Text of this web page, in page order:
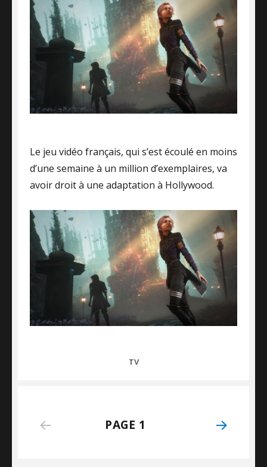
Le jeu vidéo français, qui s’est écoulé en moins
d’une semaine à un million d’exemplaires, va
avoir droit à une adaptation à Hollywood.
CATEGORIES
TV
Posts
PAGE 1